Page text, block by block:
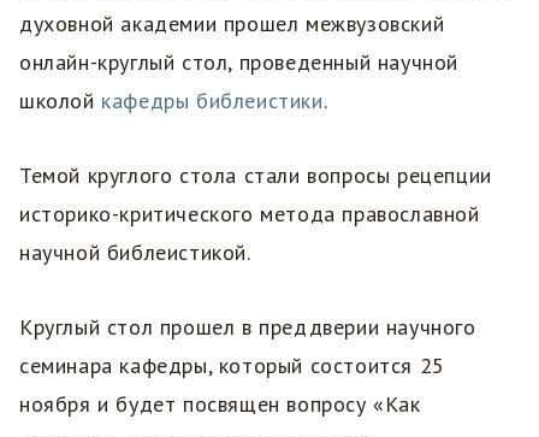
духовной академии прошел межвузовский
онлайн-круглый стол, проведенный научной
школой кафедры библеистики.
Темой круглого стола стали вопросы рецепции
историко-критического метода православной
научной библеистикой.
Круглый стол прошел в преддверии научного
семинара кафедры, который состоится 25
ноября и будет посвящен вопросу «Как